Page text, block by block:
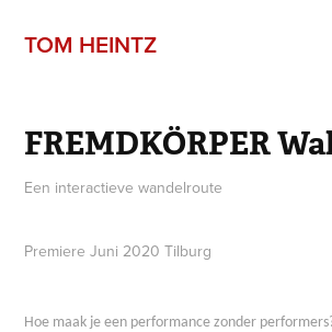
TOM HEINTZ
FREMDKÖRPER
Een interactieve wandelroute
Premiere Juni 2020 Tilburg
Hoe maak je een performance zonder